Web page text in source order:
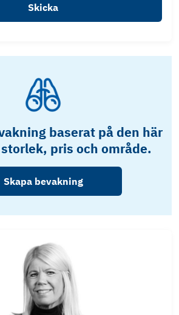
Skicka
baserat på den här
pris och område.
Skapa bevakning